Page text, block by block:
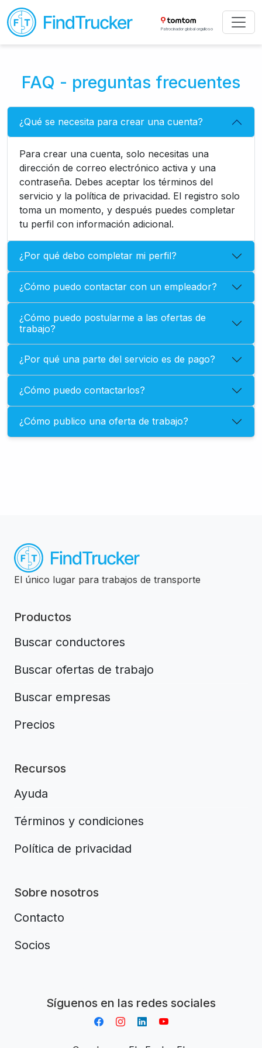
Patrocinador global orgulloso
FAQ - preguntas frecuentes
¿Qué se necesita para crear una cuenta?
Para crear una cuenta, solo necesitas una
dirección de correo electrónico activa y una
contraseña. Debes aceptar los términos del
servicio y la política de privacidad. El registro solo
toma un momento, y después puedes completar
tu perfil con información adicional.
¿Por qué debo completar mi perfil?
¿Cómo puedo contactar con un empleador?
¿Cómo puedo postularme a las ofertas de
trabajo?
¿Por qué una parte del servicio es de pago?
¿Cómo puedo contactarlos?
¿Cómo publico una oferta de trabajo?
El único lugar para trabajos de transporte
Productos
Buscar conductores
Buscar ofertas de trabajo
Buscar empresas
Precios
Recursos
Ayuda
Términos y condiciones
Política de privacidad
Sobre nosotros
Contacto
Socios
Síguenos en las redes sociales